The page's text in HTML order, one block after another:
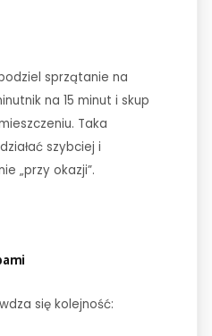
sprzątanie na
na 15 minut i skup
Taka
szybciej i
„przy okazji”.
się kolejność: